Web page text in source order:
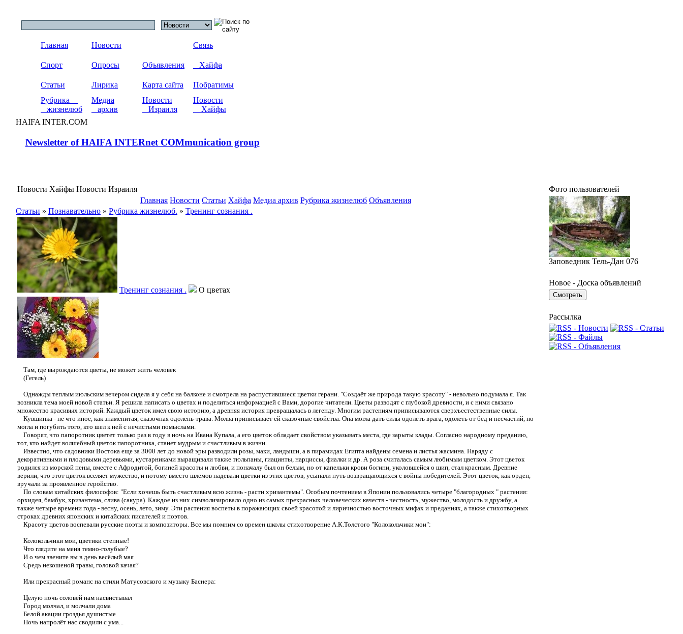
Главная Новости Связь
Спорт Опросы Объявления Хайфа
Статьи Лирика Карта сайта
Побратимы
Рубрика
жизнелюб
Медиа
архив
Новости
Израиля
Новости
Хайфы
HAIFA INTER.COM
Newsletter of HAIFA INTERnet COMmunication group
Новости Хайфы Новости Израиля
Главная Новости Статьи Хайфа Медиа архив Рубрика жизнелюб Объявления
Статьи » Познавательно » Рубрика жизнелюб. » Тренинг сознания .
Тренинг сознания . О цветах
Там, где вырождаются цветы, не может жить человек
(Гегель)
Однажды теплым июльским вечером сидела я у себя на балконе и смотрела на распустившиеся цветки герани. "Создаёт же природа такую красоту" - невольно подумала я. Так
возникла тема моей новой статьи. Я решила написать о цветах и поделиться информацией с Вами, дорогие читатели. Цветы разводят с глубокой древности, и с ними связано
множество красивых историй. Каждый цветок имел свою историю, а древняя история превращалась в легенду. Многим растениям приписываются сверхъестественные силы.
Кувшинка - не что иное, как знаменитая, сказочная одолень-трава. Молва приписывает ей сказочные свойства. Она могла дать силы одолеть врага, одолеть от бед и несчастий, но
могла и погубить того, кто шел к ней с нечистыми помыслами.
Говорят, что папоротник цветет только раз в году в ночь на Ивана Купала, а его цветок обладает свойством указывать места, где зарыты клады. Согласно народному преданию,
тот, кто найдет волшебный цветок папоротника, станет мудрым и счастливым в жизни.
Известно, что садовники Востока еще за 3000 лет до новой эры разводили розы, маки, ландыши, а в пирамидах Египта найдены семена и листья жасмина. Наряду с
декоративными и плодовыми деревьями, кустарниками выращивали также тюльпаны, гиацинты, нарциссы, фиалки и др. А роза считалась самым любимым цветком. Этот цветок
родился из морской пены, вместе с Афродитой, богиней красоты и любви, и поначалу был он белым, но от капельки крови богини, уколовшейся о шип, стал красным. Древние
верили, что этот цветок вселяет мужество, и потому вместо шлемов надевали цветки из этих цветов, усыпали путь возвращающихся с войны победителей. Этот цветок, как орден,
вручали за проявленное геройство.
По словам китайских философов: "Если хочешь быть счастливым всю жизнь - расти хризантемы". Особым почтением в Японии пользовались четыре "благородных " растения:
орхидея, бамбук, хризантема, слива (сакура). Каждое из них символизировало одно из самых прекрасных человеческих качеств - честность, мужество, молодость и дружбу, а
также четыре времени года - весну, осень, лето, зиму. Эти растения воспеты в поражающих своей красотой и лиричностью восточных мифах и преданиях, а также стихотворных
строках древних японских и китайских писателей и поэтов.
Красоту цветов воспевали русские поэты и композиторы. Все мы помним со времен школы стихотворение А.К.Толстого "Колокольчики мои":
Колокольчики мои, цветики степные!
Что глядите на меня темно-голубые?
И о чем звените вы в день весёлый мая
Средь некошеной травы, головой качая?
Или прекрасный романс на стихи Матусовского и музыку Баснера:
Целую ночь соловей нам насвистывал
Город молчал, и молчали дома
Белой акации гроздья душистые
Ночь напролёт нас сводили с ума...
Фото пользователей
Заповедник Тель-Дан 076
Новое - Доска объявлений
Рассылка